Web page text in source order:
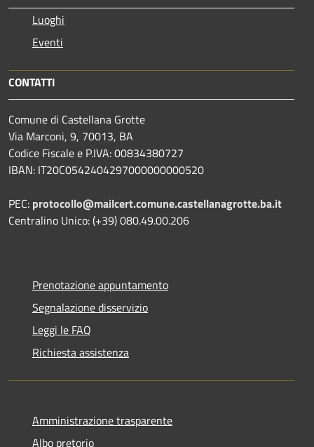
Luoghi
Eventi
CONTATTI
Comune di Castellana Grotte
Via Marconi, 9, 70013, BA
Codice Fiscale e P.IVA: 00834380727
IBAN: IT20C0542404297000000000520
PEC: protocollo@mailcert.comune.castellanagrotte.ba.it
Centralino Unico: (+39) 080.49.00.206
Prenotazione appuntamento
Segnalazione disservizio
Leggi le FAQ
Richiesta assistenza
Amministrazione trasparente
Albo pretorio